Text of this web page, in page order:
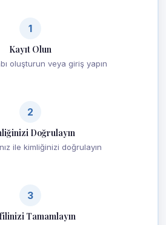
1
Kayıt Olun
oluşturun veya giriş yapın
2
Doğrulayın
ile kimliğinizi doğrulayın
3
Tamamlayın